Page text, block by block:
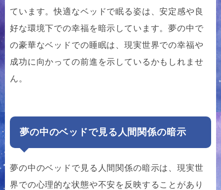
ています。快適なベッドで眠る姿は、安定感や良
好な環境下での幸福を暗示しています。夢の中で
の豪華なベッドでの睡眠は、現実世界での幸福や
成功に向かっての前進を示しているかもしれませ
ん。
夢の中のベッドで見る人間関係の暗示
夢の中のベッドで見る人間関係の暗示は、現実世
界での心理的な状態や不安を反映することがあり